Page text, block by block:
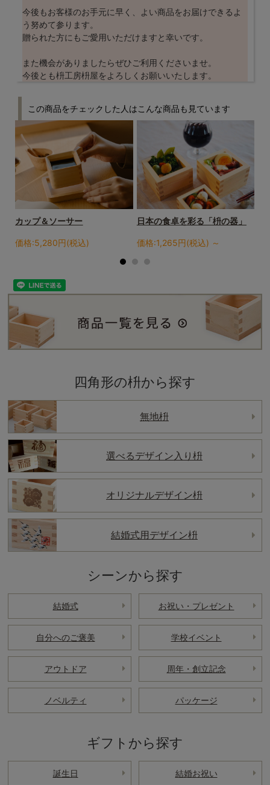
今後もお客様のお手元に早く、よい商品をお届けできるよ
う努めて参ります。
贈られた方にもご愛用いただけますと幸いです。
また機会がありましたらぜひご利用くださいませ。
今後とも枡工房枡屋をよろしくお願いいたします。
この商品をチェックした人はこんな商品も見ています
カップ＆ソーサー
価格:5,280円(税込)
日本の食卓を彩る「枡の器」
価格:1,265円(税込) ～
四角形の枡から探す
無地枡
選べるデザイン入り枡
オリジナルデザイン枡
結婚式用デザイン枡
シーンから探す
結婚式 お祝い・プレゼント
自分へのご褒美 学校イベント
アウトドア 周年・創立記念
ノベルティ パッケージ
ギフトから探す
誕生日 結婚お祝い